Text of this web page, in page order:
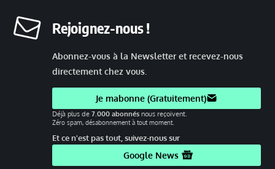
Rejoignez-nous !
Abonnez-vous à la Newsletter et recevez-nous
directement chez vous.
Je mabonne (Gratuitement)
Déjà plus de 7.000 abonnés nous reçoivent.
Zéro spam, désabonnement à tout moment.
Et ce n'est pas tout, suivez-nous sur
Google News